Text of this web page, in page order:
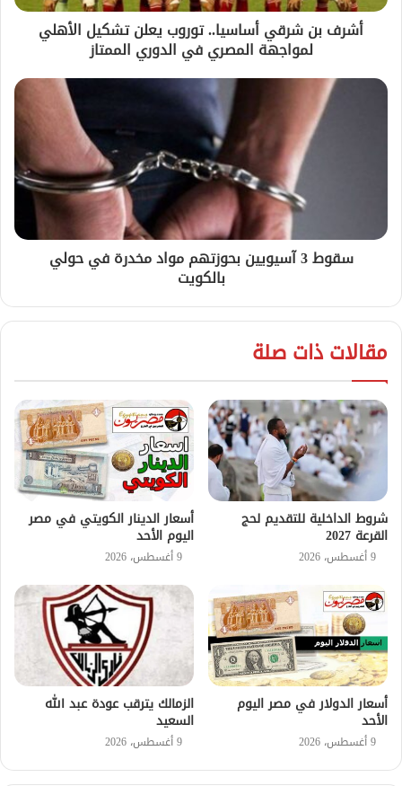
أشرف بن شرقي أساسيا.. توروب يعلن تشكيل الأهلي
لمواجهة المصري في الدوري الممتاز
سقوط 3 آسيويين بحوزتهم مواد مخدرة في حولي
بالكويت
مقالات ذات صلة
شروط الداخلية للتقديم لحج
القرعة 2027
9 أغسطس، 2026
أسعار الدينار الكويتي في مصر
اليوم الأحد
9 أغسطس، 2026
أسعار الدولار في مصر اليوم
الأحد
9 أغسطس، 2026
الزمالك يترقب عودة عبد الله
السعيد
9 أغسطس، 2026